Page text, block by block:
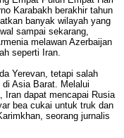
Karabakh berakhir tahun
banyak wilayah yang
sampai sekarang,
melawan Azerbaijan
seperti Iran.
Yerevan, tetapi salah
Asia Barat. Melalui
Iran dapat mencapai Rusia
bea cukai untuk truk dan
seorang jurnalis